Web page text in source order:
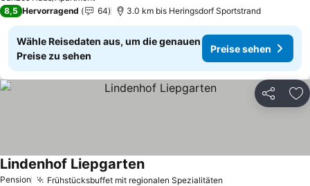
8,5 Hervorragend 64 3.0 km bis Heringsdorf Sportstrand
Wähle Reisedaten aus, um die genauen
Preise zu sehen
Preise sehen
Teilen
Pension Frühstücksbuffet mit regionalen Spezialitäten
Lindenhof LiepgartenPreise sehen